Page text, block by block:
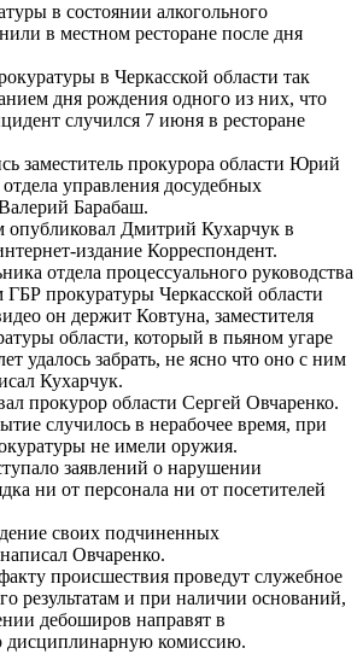
в состоянии алкогольного
в местном ресторане после дня
в Черкасской области так
дня рождения одного из них, что
случился 7 июня в ресторане
заместитель прокурора области Юрий
управления досудебных
Барабаш.
опубликовал Дмитрий Кухарчук в
издание Корреспондент.
отдела процессуального руководства
прокуратуры Черкасской области
он держит Ковтуна, заместителя
области, который в пьяном угаре
удалось забрать, не ясно что оно с ним
Кухарчук.
прокурор области Сергей Овчаренко.
случилось в нерабочее время, при
не имели оружия.
заявлений о нарушении
ни от персонала ни от посетителей
своих подчиненных
Овчаренко.
происшествия проведут служебное
результатам и при наличии оснований,
дебоширов направят в
комиссию.